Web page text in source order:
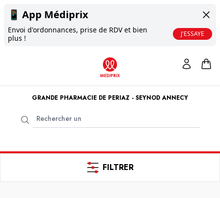
📱 App Médiprix
Envoi d'ordonnances, prise de RDV et bien
plus !
J'ESSAYE
GRANDE PHARMACIE DE PERIAZ - SEYNOD ANNECY
FILTRER